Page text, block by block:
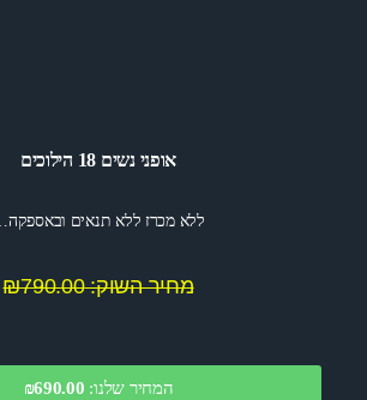
אופני נשים 18 הילוכים
ללא מכרז ללא תנאים ובאספקה…
מחיר השוק: ₪790.00
המחיר שלנו: ₪690.00